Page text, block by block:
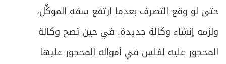
حتى لو وقع التصرف بعدما ارتفع سفه الموكِّل،
ولزمه إنشاء وكالة جديدة. في حين تصح وكالة
المحجور عليه لفلس في أمواله المحجور عليها